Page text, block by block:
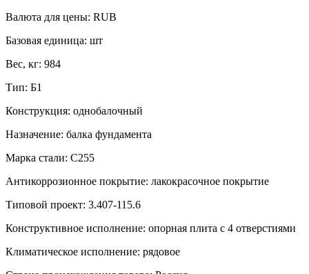
Валюта для цены: RUB
Базовая единица: шт
Вес, кг: 984
Тип: Б1
Конструкция: однобалочный
Назначение: балка фундамента
Марка стали: С255
Антикоррозионное покрытие: лакокрасочное покрытие
Типовой проект: 3.407-115.6
Конструктивное исполнение: опорная плита с 4 отверстиями
Климатическое исполнение: рядовое